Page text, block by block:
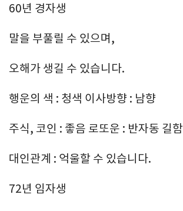
60년 경자생
말을 부풀릴 수 있으며,
오해가 생길 수 있습니다.
행운의 색 : 청색 이사방향 : 남향
주식, 코인 : 좋음 로또운 : 반자동 길함
대인관계 : 억울할 수 있습니다.
72년 임자생